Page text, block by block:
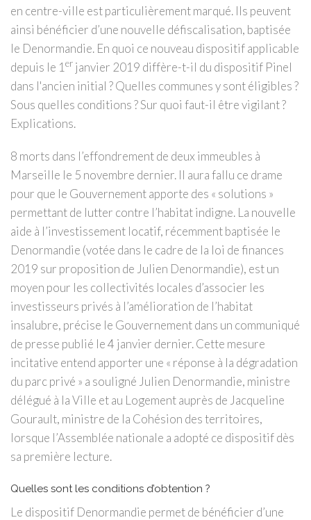
en centre-ville est particulièrement marqué. Ils peuvent
ainsi bénéficier d’une nouvelle défiscalisation, baptisée
le Denormandie. En quoi ce nouveau dispositif applicable
depuis le 1 er janvier 2019 diffère-t-il du dispositif Pinel
dans l'ancien initial ?Quelles communes y sont éligibles ?
Sous quelles conditions ? Sur quoi faut-il être vigilant ?
Explications.
8 morts dans l’effondrement de deux immeubles à
Marseille le 5 novembre dernier. Il aura fallu ce drame
pour que le Gouvernement apporte des « solutions »
permettant de lutter contre l’habitat indigne. La nouvelle
aide à l’investissement locatif, récemment baptisée le
Denormandie (votée dans le cadre de la loi de finances
2019 sur proposition de Julien Denormandie), est un
moyen pour les collectivités locales d’associer les
investisseurs privés à l’amélioration de l’habitat
insalubre, précise le Gouvernement dans un communiqué
de presse publié le 4 janvier dernier. Cette mesure
incitative entend apporter une « réponse à la dégradation
du parc privé » a souligné Julien Denormandie, ministre
délégué à la Ville et au Logement auprès de Jacqueline
Gourault, ministre de la Cohésion des territoires,
lorsque l’Assemblée nationale a adopté ce dispositif dès
sa première lecture.
Quelles sont les conditions d’obtention ?
Le dispositif Denormandie permet de bénéficier d’une